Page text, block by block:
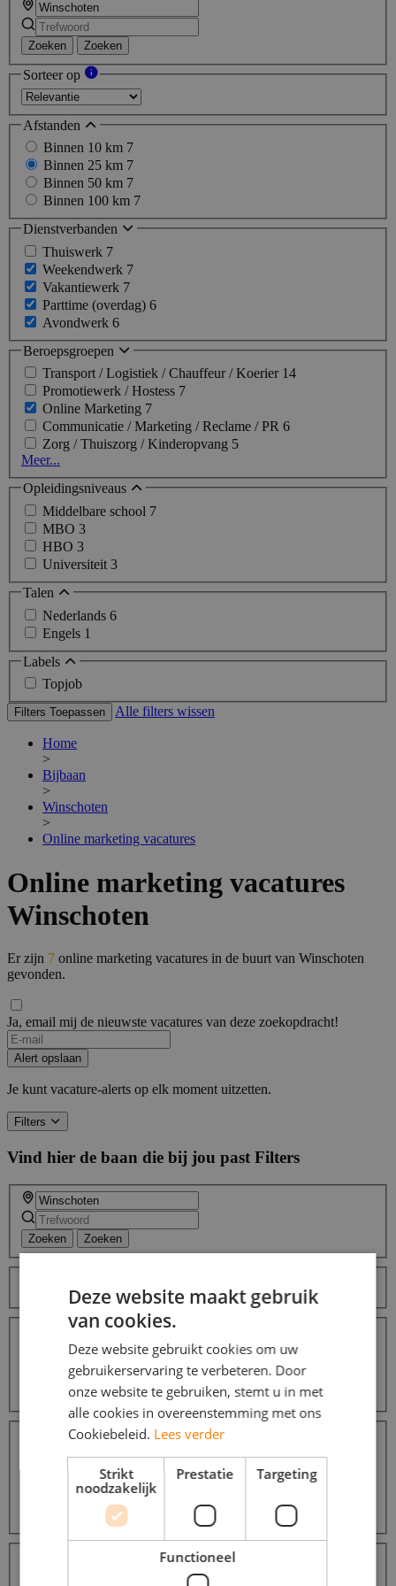
Zoeken Zoeken
Sorteer op
Afstanden
Binnen 10 km 7
Binnen 25 km 7
Binnen 50 km 7
Binnen 100 km 7
Dienstverbanden
Thuiswerk 7
Weekendwerk 7
Vakantiewerk 7
Parttime (overdag) 6
Avondwerk 6
Beroepsgroepen
Transport / Logistiek / Chauffeur / Koerier 14
Promotiewerk / Hostess 7
Online Marketing 7
Communicatie / Marketing / Reclame / PR 6
Zorg / Thuiszorg / Kinderopvang 5
Meer...
Opleidingsniveaus
Middelbare school 7
MBO 3
HBO 3
Universiteit 3
Talen
Nederlands 6
Engels 1
Labels
Topjob
Filters Toepassen Alle filters wissen
Home
>
Bijbaan
>
Winschoten
>
Online marketing vacatures
Online marketing vacatures
Winschoten
Er zijn 7 online marketing vacatures in de buurt van Winschoten
gevonden.
Ja, email mij de nieuwste vacatures van deze zoekopdracht!
Alert opslaan
Je kunt vacature-alerts op elk moment uitzetten.
Filters
Vind hier de baan die bij jou past Filters
Zoeken Zoeken
Afstanden
Binnen 10 km
Binnen 25 km7
Binnen 50 km7
Binnen 100 km7
Dienstverbanden
Weekendwerk7
Vakantiewerk7
Parttime (overdag)6
Avondwerk6
Beroepsgroepen
Transport / Logistiek / Chauffeur / Koerier
Deze website maakt gebruik
van cookies.
Deze website gebruikt cookies om uw
gebruikerservaring te verbeteren. Door
onze website te gebruiken, stemt u in met
alle cookies in overeenstemming met ons
Cookiebeleid. Lees verder
Strikt
noodzakelijk
Prestatie Targeting
Functioneel